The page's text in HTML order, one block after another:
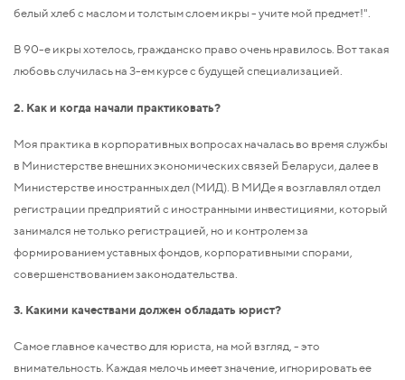
белый хлеб с маслом и толстым слоем икры - учите мой предмет!".
В 90-е икры хотелось, гражданско право очень нравилось. Вот такая
любовь случилась на 3-ем курсе с будущей специализацией.
2. Как и когда начали практиковать?
Моя практика в корпоративных вопросах началась во время службы
в Министерстве внешних экономических связей Беларуси, далее в
Министерстве иностранных дел (МИД). В МИДе я возглавлял отдел
регистрации предприятий с иностранными инвестициями, который
занимался не только регистрацией, но и контролем за
формированием уставных фондов, корпоративными спорами,
совершенствованием законодательства.
3. Какими качествами должен обладать юрист?
Самое главное качество для юриста, на мой взгляд, - это
внимательность. Каждая мелочь имеет значение, игнорировать ее